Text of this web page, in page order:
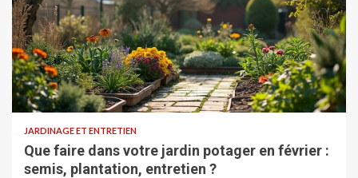
JARDINAGE ET ENTRETIEN
Que faire dans votre jardin potager en février :
semis, plantation, entretien ?